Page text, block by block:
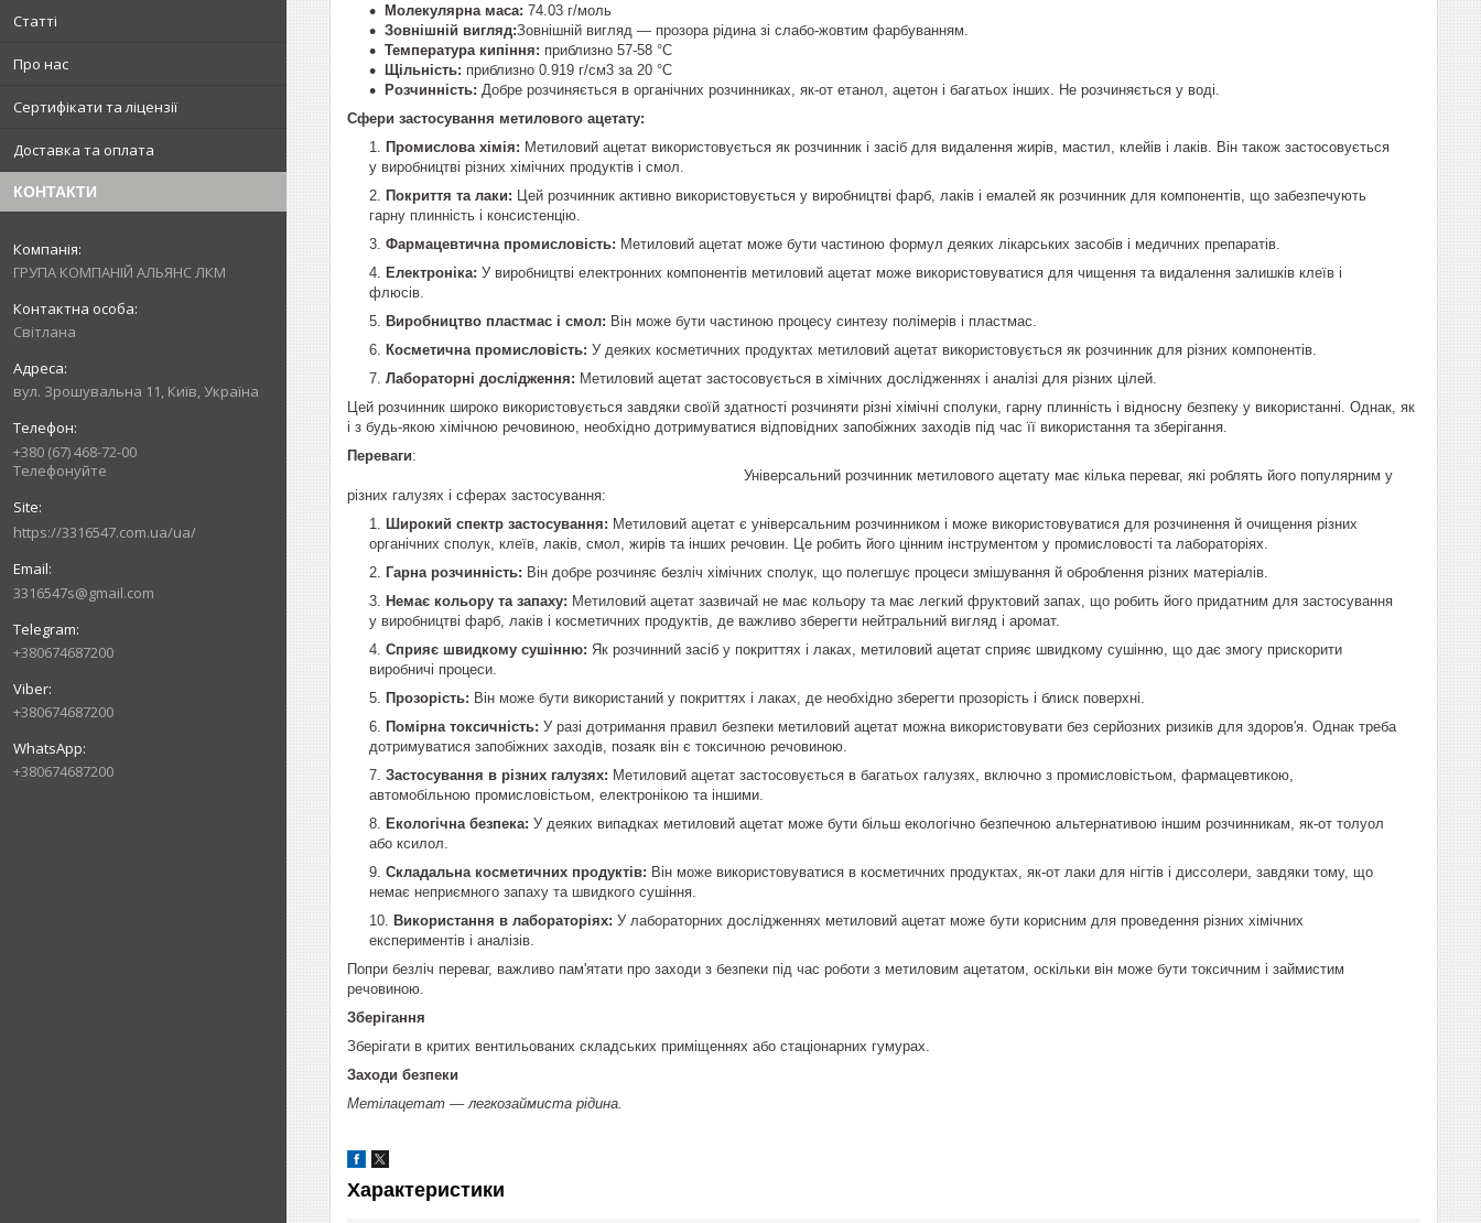
Статті
Про нас
Сертифікати та ліцензії
Доставка та оплата
КОНТАКТИ
ГРУПА КОМПАНІЙ АЛЬЯНС ЛКМ
Світлана
вул. Зрошувальна 11, Київ, Україна
+380 (67) 468-72-00
Телефонуйте
https://3316547.com.ua/ua/
3316547s@gmail.com
+380674687200
+380674687200
+380674687200
Молекулярна маса: 74.03 г/моль
Зовнішній вигляд:Зовнішній вигляд — прозора рідина зі слабо-жовтим фарбуванням.
Температура кипіння: приблизно 57-58 °C
Щільність: приблизно 0.919 г/см3 за 20 °C
Розчинність: Добре розчиняється в органічних розчинниках, як-от етанол, ацетон і багатьох інших. Не розчиняється у воді.
Сфери застосування метилового ацетату:
Промислова хімія: Метиловий ацетат використовується як розчинник і засіб для видалення жирів, мастил, клейів і лаків. Він також застосовується
у виробництві різних хімічних продуктів і смол.
Покриття та лаки: Цей розчинник активно використовується у виробництві фарб, лаків і емалей як розчинник для компонентів, що забезпечують
гарну плинність і консистенцію.
Фармацевтична промисловість: Метиловий ацетат може бути частиною формул деяких лікарських засобів і медичних препаратів.
Електроніка: У виробництві електронних компонентів метиловий ацетат може використовуватися для чищення та видалення залишків клеїв і
флюсів.
Виробництво пластмас і смол: Він може бути частиною процесу синтезу полімерів і пластмас.
Косметична промисловість: У деяких косметичних продуктах метиловий ацетат використовується як розчинник для різних компонентів.
Лабораторні дослідження: Метиловий ацетат застосовується в хімічних дослідженнях і аналізі для різних цілей.
Цей розчинник широко використовується завдяки своїй здатності розчиняти різні хімічні сполуки, гарну плинність і відносну безпеку у використанні. Однак, як
і з будь-якою хімічною речовиною, необхідно дотримуватися відповідних запобіжних заходів під час її використання та зберігання.
Переваги:
Універсальний розчинник метилового ацетату має кілька переваг, які роблять його популярним у
різних галузях і сферах застосування:
Широкий спектр застосування: Метиловий ацетат є універсальним розчинником і може використовуватися для розчинення й очищення різних
органічних сполук, клеїв, лаків, смол, жирів та інших речовин. Це робить його цінним інструментом у промисловості та лабораторіях.
Гарна розчинність: Він добре розчиняє безліч хімічних сполук, що полегшує процеси змішування й оброблення різних матеріалів.
Немає кольору та запаху: Метиловий ацетат зазвичай не має кольору та має легкий фруктовий запах, що робить його придатним для застосування
у виробництві фарб, лаків і косметичних продуктів, де важливо зберегти нейтральний вигляд і аромат.
Сприяє швидкому сушінню: Як розчинний засіб у покриттях і лаках, метиловий ацетат сприяє швидкому сушінню, що дає змогу прискорити
виробничі процеси.
Прозорість: Він може бути використаний у покриттях і лаках, де необхідно зберегти прозорість і блиск поверхні.
Помірна токсичність: У разі дотримання правил безпеки метиловий ацетат можна використовувати без серйозних ризиків для здоров'я. Однак треба
дотримуватися запобіжних заходів, позаяк він є токсичною речовиною.
Застосування в різних галузях: Метиловий ацетат застосовується в багатьох галузях, включно з промисловістьом, фармацевтикою,
автомобільною промисловістьом, електронікою та іншими.
Екологічна безпека: У деяких випадках метиловий ацетат може бути більш екологічно безпечною альтернативою іншим розчинникам, як-от толуол
або ксилол.
Складальна косметичних продуктів: Він може використовуватися в косметичних продуктах, як-от лаки для нігтів і диссолери, завдяки тому, що
немає неприємного запаху та швидкого сушіння.
Використання в лабораторіях: У лабораторних дослідженнях метиловий ацетат може бути корисним для проведення різних хімічних
експериментів і аналізів.
Попри безліч переваг, важливо пам'ятати про заходи з безпеки під час роботи з метиловим ацетатом, оскільки він може бути токсичним і займистим
речовиною.
Зберігання
Зберігати в критих вентильованих складських приміщеннях або стаціонарних гумурах.
Заходи безпеки
Метілацетат — легкозаймиста рідина.
Характеристики